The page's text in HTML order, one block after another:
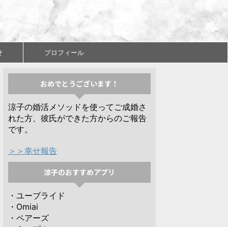
プロフィール
おめでとうございます！
涼子の婚活メソッドを使ってご成婚さ
れた方、彼氏ができた方からのご報告
です。
＞＞幸せ報告
涼子のおすすめアプリ
・ユーブライド
・Omiai
・ペアーズ